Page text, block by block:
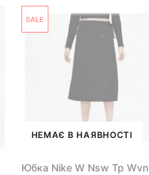
НЕМАЄ В НАЯВНОСТІ
Юбка Nike W Nsw Tp Wvn